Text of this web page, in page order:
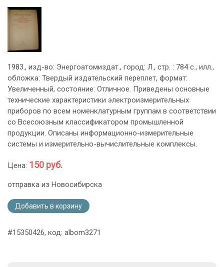
1983., изд-во: Энергоатомиздат., город: Л., стр. : 784 с., илл.,
обложка: Твердый издательский переплет, формат:
Увеличенный, состояние: Отличное. Приведены основные
технические характеристики электроизмерительных
приборов по всем номенклатурным группам в соответствии
со Всесоюзным классификатором промышленной
продукции. Описаны информационно-измерительные
системы и измерительно-вычислительные комплексы.
Цена: 150 руб.
отправка из Новосибирска
Добавить в корзину
#15350426, код: albom3271